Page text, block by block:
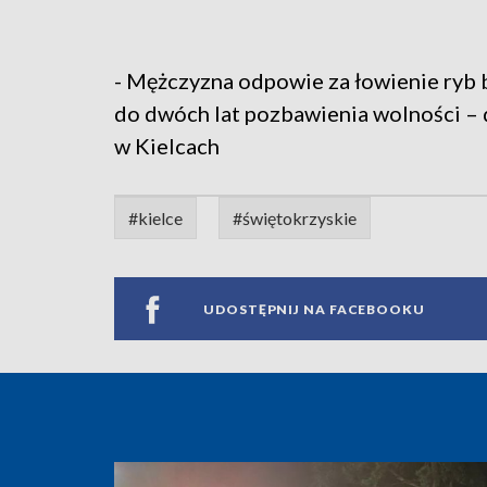
- Mężczyzna odpowie za łowienie
do dwóch lat pozbawienia wolności –
w Kielcach
#kielce #świętokrzyskie
UDOSTĘPNIJ NA FACEBOOKU